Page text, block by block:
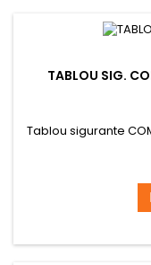
TABLOU SIG.
Tablou sigurante